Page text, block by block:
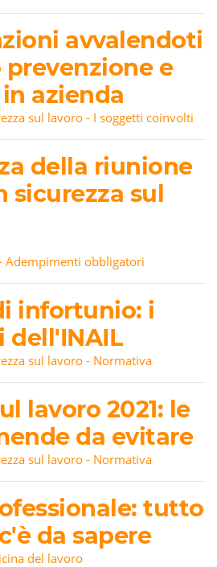
avvalendoti
e
azienda
sul lavoro - I soggetti coinvolti
della riunione
sicurezza sul
Adempimenti obbligatori
infortunio: i
sul lavoro - Normativa
lavoro 2021: le
da evitare
sul lavoro - Normativa
tutto
da sapere
del lavoro